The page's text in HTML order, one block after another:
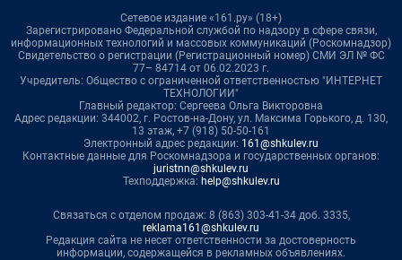
Сетевое издание «161.ру» (18+)
Зарегистрировано Федеральной службой по надзору в сфере связи,
информационных технологий и массовых коммуникаций (Роскомнадзор)
Свидетельство о регистрации (Регистрационный номер) СМИ ЭЛ № ФС
77– 84714 от 06.02.2023 г.
Учредитель: Общество с ограниченной ответственностью "ИНТЕРНЕТ
ТЕХНОЛОГИИ"
Главный редактор: Сергеева Ольга Викторовна
Адрес редакции: 344002, г. Ростов-на-Дону, ул. Максима Горького, д. 130,
13 этаж, +7 (918) 50-50-161
Электронный адрес редакции: 161@shkulev.ru
Контактные данные для Роскомнадзора и государственных органов:
juristnn@shkulev.ru
Техподдержка: help@shkulev.ru
Связаться с отделом продаж: 8 (863) 303-41-34 доб. 3335,
reklama161@shkulev.ru
Редакция сайта не несет ответственности за достоверность
информации, содержащейся в рекламных объявлениях.